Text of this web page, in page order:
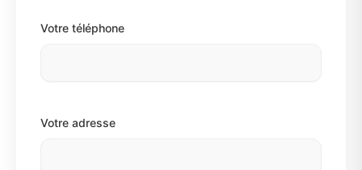
Votre téléphone
Votre adresse